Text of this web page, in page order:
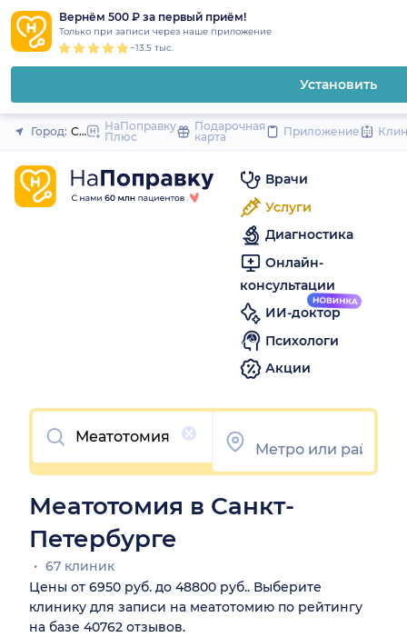
Вернём 500 ₽ за первый приём!
Только при записи через наше приложение
~13.5 тыс.
Установить
Закрыть
Город: Санкт-Петербург
НаПоправку
Плюс
Подарочная
карта
Приложение
Врачи
Услуги
Диагностика
Онлайн-
консультации
ИИ-доктор
Психологи
Акции
Очистить
Меатотомия в Санкт-
Петербурге
67 клиник
Цены от 6950 руб. до 48800 руб.. Выберите
клинику для записи на меатотомию по рейтингу
на базе 40762 отзывов.